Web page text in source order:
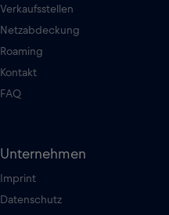
Verkaufsstellen
Netzabdeckung
Roaming
Kontakt
FAQ
Unternehmen
Imprint
Datenschutz